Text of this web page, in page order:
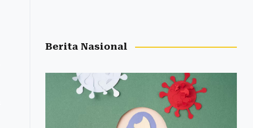
Berita Nasional